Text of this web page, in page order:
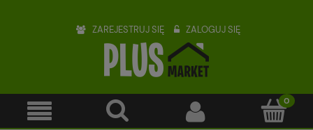
ZAREJESTRUJ SIĘ ZALOGUJ SIĘ